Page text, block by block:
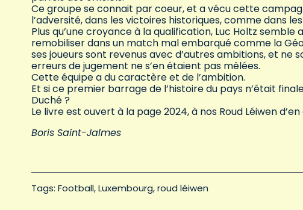
Ce groupe se connait par coeur, et a vécu cette
l’adversité, dans les victoires historiques, comme dans
Plus qu’une croyance à la qualification, Luc Holtz
remobiliser dans un match mal embarqué comme la
ses joueurs sont revenus avec d’autres ambitions, et ne
erreurs de jugement ne s’en étaient pas mêlées.
Cette équipe a du caractère et de l’ambition.
Et si ce premier barrage de l’histoire du pays n’était
Duché ?
Le livre est ouvert à la page 2024, à nos Roud Léiwen
Boris Saint-Jalmes
Tags: Football Luxembourg roud léiwen